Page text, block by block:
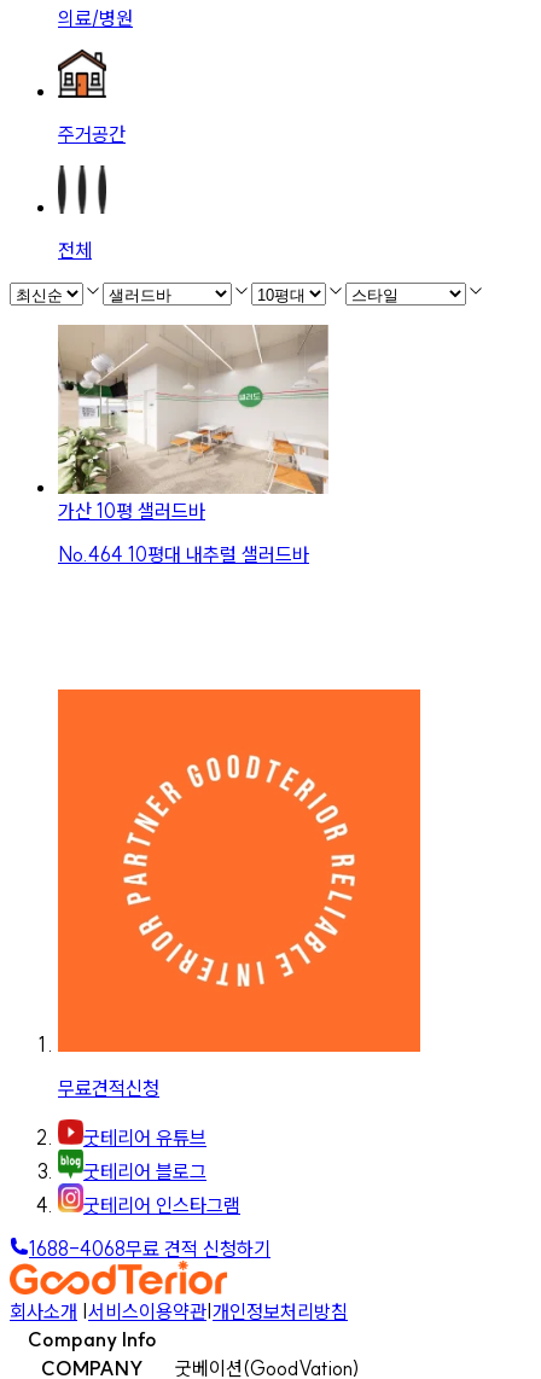
의료/병원
주거공간
전체
가산 10평 샐러드바
No. 464 10평대 내추럴 샐러드바
무료견적신청
굿테리어 유튜브
굿테리어 블로그
굿테리어 인스타그램
1688-4068무료 견적 신청하기
회사소개 |서비스이용약관|개인정보처리방침
Company Info
COMPANY
굿베이션(GoodVation)